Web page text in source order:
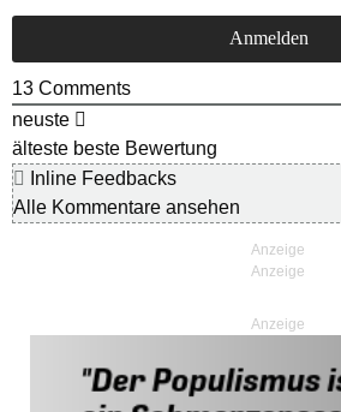
13 Comments
neuste
älteste beste Bewertung
Inline Feedbacks
Alle Kommentare ansehen
Anzeige